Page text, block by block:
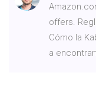
offers.
Cómo la
a